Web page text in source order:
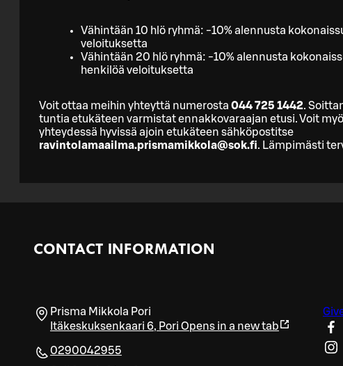
Vähintään 10 hlö ryhmä: -10% alennusta
veloituksetta
Vähintään 20 hlö ryhmä: -10% alennusta
henkilöä veloituksetta
Voit ottaa meihin yhteyttä numerosta 044 725 1442.
tuntia etukäteen varmistat ennakkovaraajan etusi. Voit
yhteydessä hyvissä ajoin etukäteen sähköpostitse
ravintolamaailma.prismamikkola@sok.fi. Lämpimästi
CONTACT INFORMATION
Prisma Mikkola Pori
Itäkeskuksenkaari 6, Pori Opens in a new tab
0290042955